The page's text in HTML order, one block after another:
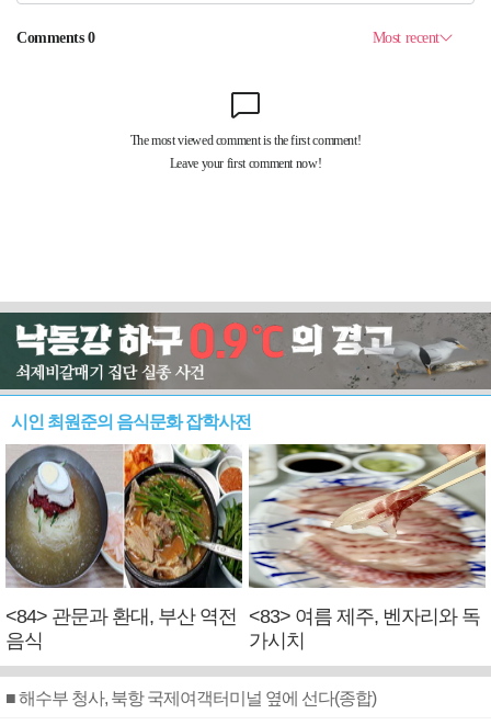
시인 최원준의 음식문화 잡학사전
<84> 관문과 환대, 부산 역전
음식
<83> 여름 제주, 벤자리와 독
가시치
■ 해수부 청사, 북항 국제여객터미널 옆에 선다(종합)